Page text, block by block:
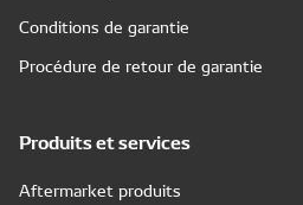
Conditions de garantie
Procédure de retour de garantie
Produits et services
Aftermarket produits